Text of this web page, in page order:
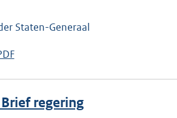
Staten-Generaal
regering